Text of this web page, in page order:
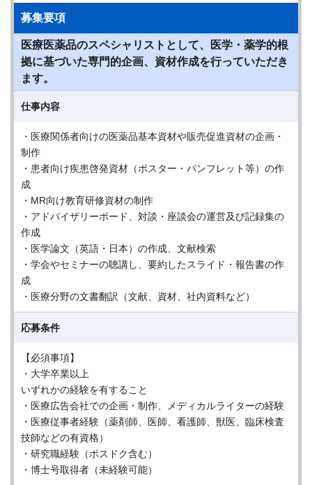
募集要項
医療医薬品のスペシャリストとして、医学・薬学的根
拠に基づいた専門的企画、資材作成を行っていただき
ます。
仕事内容
・医療関係者向けの医薬品基本資材や販売促進資材の企画・
制作
・患者向け疾患啓発資材（ポスター・パンフレット等）の作
成
・MR向け教育研修資材の制作
・アドバイザリーボード、対談・座談会の運営及び記録集の
作成
・医学論文（英語・日本）の作成、文献検索
・学会やセミナーの聴講し、要約したスライド・報告書の作
成
・医療分野の文書翻訳（文献、資材、社内資料など）
応募条件
【必須事項】
・大学卒業以上
いずれかの経験を有すること
・医療広告会社での企画・制作、メディカルライターの経験
・医療従事者経験（薬剤師、医師、看護師、獣医、臨床検査
技師などの有資格）
・研究職経験（ポスドク含む）
・博士号取得者（未経験可能）